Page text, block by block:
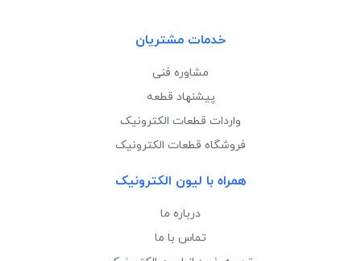
خدمات مشتریان
مشاوره فنی
پیشنهاد قطعه
واردات قطعات الکترونیک
فروشگاه قطعات الکترونیک
همراه با لیون الکترونیک
درباره ما
تماس با ما